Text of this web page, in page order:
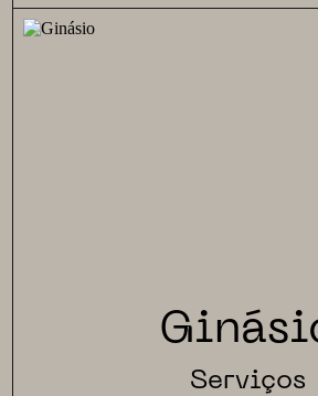
Serviços